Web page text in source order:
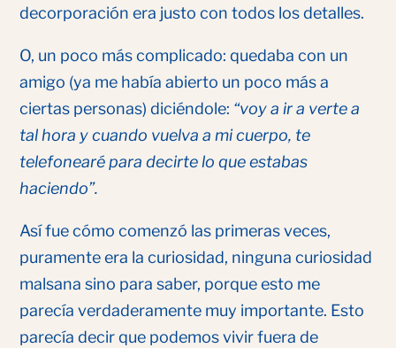
decorporación era justo con todos los detalles.
O, un poco más complicado: quedaba con un
amigo (ya me había abierto un poco más a
ciertas personas) diciéndole: “voy a ir a verte a
tal hora y cuando vuelva a mi cuerpo, te
telefonearé para decirte lo que estabas
haciendo”.
Así fue cómo comenzó las primeras veces,
puramente era la curiosidad, ninguna curiosidad
malsana sino para saber, porque esto me
parecía verdaderamente muy importante. Esto
parecía decir que podemos vivir fuera de